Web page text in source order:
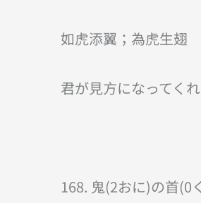
如虎添翼；為虎生翅
君が見方になってく
168. 鬼(2おに)の首(0